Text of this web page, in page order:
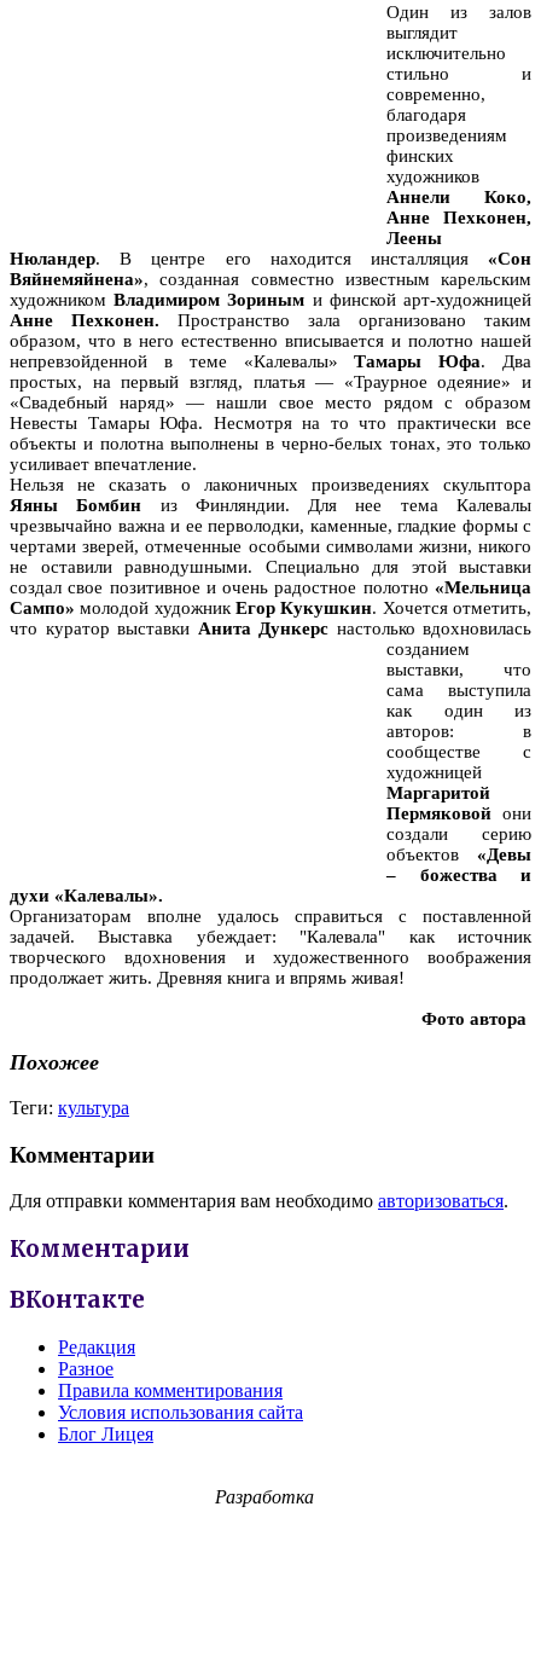
Один из залов
выглядит
исключительно
стильно и
современно,
благодаря
произведениям
финских
художников
Аннели Коко,
Анне Пехконен,
Леены
Нюландер. В центре его находится инсталляция «Сон
Вяйнемяйнена», созданная совместно известным карельским
художникомВладимиром Зориным и финской арт-художницей
Анне Пехконен. Пространство зала организовано таким
образом, что в него естественно вписывается и полотно нашей
непревзойденной в теме «Калевалы»Тамары Юфа. Два
простых, на первый взгляд, платья — «Траурное одеяние» и
«Свадебный наряд» — нашли свое место рядом с образом
Невесты Тамары Юфа. Несмотря на то что практически все
объекты и полотна выполнены в черно-белых тонах, это только
усиливает впечатление.
Нельзя не сказать о лаконичных произведениях скульптора
Яяны Бомбин из Финляндии. Для нее тема Калевалы
чрезвычайно важна и ее перволодки, каменные, гладкие формы с
чертами зверей, отмеченные особыми символами жизни, никого
не оставили равнодушными. Специально для этой выставки
создал свое позитивное и очень радостное полотно «Мельница
Сампо» молодой художник Егор Кукушкин. Хочется отметить,
что куратор выставки Анита Дункерс настолько вдохновилась
созданием
выставки, что
сама выступила
как один из
авторов: в
сообществе с
художницей
Маргаритой
Пермяковой они
создали серию
объектов «Девы
– божества и
духи «Калевалы».
Организаторам вполне удалось справиться с поставленной
задачей. Выставка убеждает: "Калевала" как источник
творческого вдохновения и художественного воображения
продолжает жить. Древняя книга и впрямь живая!
Фото автора
Похожее
Теги: культура
Комментарии
Для отправки комментария вам необходимо авторизоваться.
Комментарии
ВКонтакте
Редакция
Разное
Правила комментирования
Условия использования сайта
Блог Лицея
Разработка